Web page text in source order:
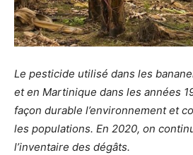
Le pesticide utilisé dans les
et en Martinique dans les années
façon durable l’environnement et
les populations. En 2020, on
l’inventaire des dégâts.